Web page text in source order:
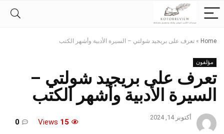
Home
» تعرف على بريجيد شولتي – السيرة الأدبية وأشهر الكتب
مؤلفون
تعرف على بريجيد شولتي –
السيرة الأدبية وأشهر الكتب
أكتوبر 14, 2024
15
0